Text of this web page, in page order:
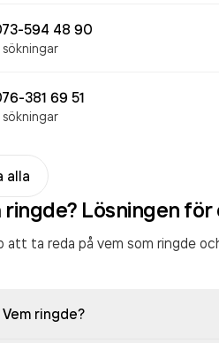
594 48 90
sökningar
381 69 51
sökningar
alla
ringde? Lösningen
att ta reda på vem som ringde
ringde?